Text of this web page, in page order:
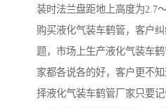
装时法兰盘距地上高度为2.7～
购买液化气装车鹤管，客户
题，市场上生产液化气装车鹤
家都各说各的好，客户更不
择液化气装车鹤管厂家只要记